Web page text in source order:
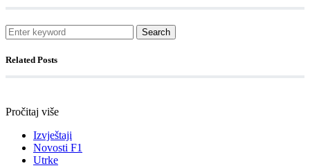
Search
Related Posts
Pročitaj više
Izvještaji
Novosti F1
Utrke